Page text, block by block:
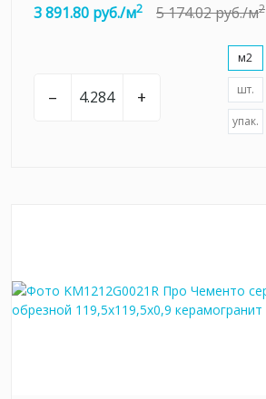
3 891.80 руб./м2 5 174.02 руб./м2
– +
м2
шт.
упак.